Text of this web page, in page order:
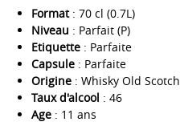
Format: 70 cl (0.7L)
Niveau : Parfait (P)
Etiquette : Parfaite
Capsule : Parfaite
Origine : Whisky Old Scotch
Taux d'alcool : 46
Age : 11 ans